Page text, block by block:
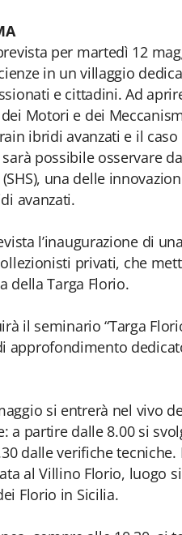
per martedì 12
in un villaggio
e cittadini. Ad
Motori e dei
ibridi avanzati e il caso
sarà possibile osservare
una delle
avanzati.
l’inaugurazione di
privati, che
della Targa Florio.
il seminario “Targa
approfondimento
si entrerà nel vivo
a partire dalle 8.00 si
dalle verifiche
al Villino Florio, luogo
Florio in Sicilia.